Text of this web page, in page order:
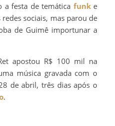
a festa de temática funke
sociais, mas parou de
de Guimê importunar a
apostou R$ 100 mil na
música gravada com o
de abril, três dias após o
.